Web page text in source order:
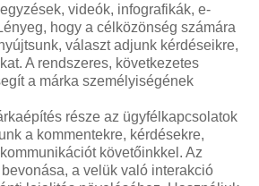
videók, infografikák, e-
hogy a célközönség számára
választ adjunk kérdéseikre,
A rendszeres, következetes
a márka személyiségének
része az ügyfélkapcsolatok
a kommentekre, kérdésekre,
követőinkkel. Az
a velük való interakció